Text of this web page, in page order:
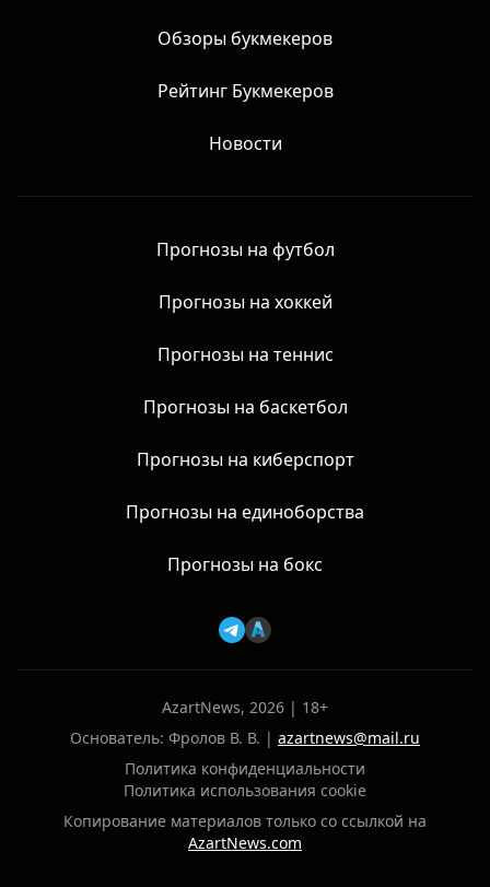
Обзоры букмекеров
Рейтинг Букмекеров
Новости
Прогнозы на футбол
Прогнозы на хоккей
Прогнозы на теннис
Прогнозы на баскетбол
Прогнозы на киберспорт
Прогнозы на единоборства
Прогнозы на бокс
AzartNews, 2026 | 18+
Основатель: Фролов В. В. | azartnews@mail.ru
Политика конфиденциальности
Политика использования cookie
Копирование материалов только со ссылкой на
AzartNews.com